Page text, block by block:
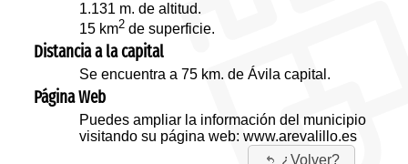
1.131 m. de altitud.
15 km2 de superficie.
Distancia a la capital
Se encuentra a 75 km. de Ávila capital.
Página Web
Puedes ampliar la información del municipio
visitando su página web:www.arevalillo.es
¿Volver?